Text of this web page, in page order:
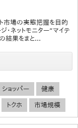
市場の実態把握を目的
ネットモニター“マイテ
結果をまと...
ショッパー 健康
トクホ 市場規模